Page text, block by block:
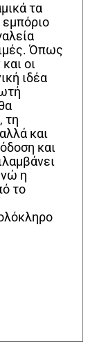
τα
εμπόριο
Όπως
οι
ιδέα
τη
και
και
η
το